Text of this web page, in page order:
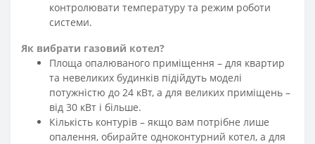
контролювати температуру та режим роботи
системи.
Як вибрати газовий котел?
Площа опалюваного приміщення – для квартир
та невеликих будинків підійдуть моделі
потужністю до 24 кВт, а для великих приміщень –
від 30 кВт і більше.
Кількість контурів – якщо вам потрібне лише
опалення, обирайте одноконтурний котел, а для